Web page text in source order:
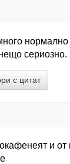
нормално
сериозно.
с цитат
и от